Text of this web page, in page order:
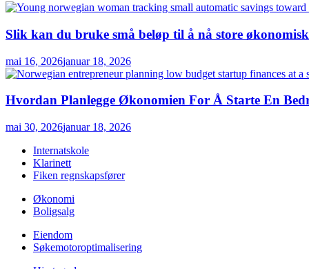
Slik kan du bruke små beløp til å nå store
mai 16, 2026januar 18, 2026
Hvordan Planlegge Økonomien For Å Starte En
mai 30, 2026januar 18, 2026
Internatskole
Klarinett
Fiken regnskapsfører
Økonomi
Boligsalg
Eiendom
Søkemotoroptimalisering